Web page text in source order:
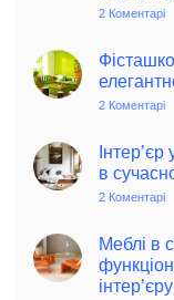
2 Коментарі
2 Коментарі
–
в
2 Коментарі
Меблі в
інтер’єру